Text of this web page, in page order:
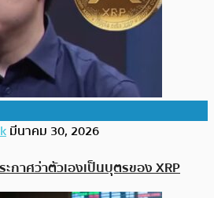
มีนาคม 30, 2026
กาศว่าตัวเองเป็นบุตรของ XRP